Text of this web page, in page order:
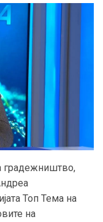
градежништво,
Топ Тема на
на